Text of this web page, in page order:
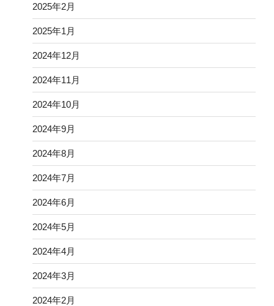
2025年2月
2025年1月
2024年12月
2024年11月
2024年10月
2024年9月
2024年8月
2024年7月
2024年6月
2024年5月
2024年4月
2024年3月
2024年2月